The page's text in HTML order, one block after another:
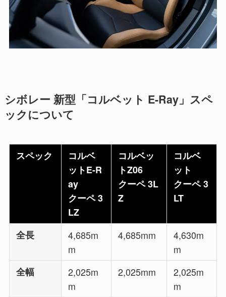
シボレー 新型「コルベット E-Ray」スペ
ックについて
スペック
コルベ
ットE-R
ay
クーペ 3
LZ
コルベッ
トZ06
クーペ 3L
Z
コルベ
ット
クーペ 3
LT
全長
4,685m
m
4,685mm
4,630m
m
全幅
2,025m
m
2,025mm
2,025m
m